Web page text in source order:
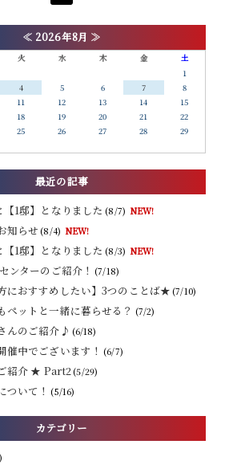
≪ 2026年8月 ≫
火 水 木 金
土
1
4 5 6 7
8
11 12 13 14
15
18 19 20 21
22
25 26 27 28
29
最近の記事
1邸】となりました (8/7) NEW!
知らせ (8/4) NEW!
1邸】となりました (8/3) NEW!
ンターのご紹介！ (7/18)
におすすめしたい】3つのことば★ (7/10)
ペットと一緒に暮らせる？ (7/2)
んのご紹介♪ (6/18)
催中でございます！ (6/7)
紹介 ★ Part2(5/29)
ついて！ (5/16)
カテゴリー